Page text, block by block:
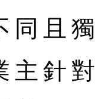
同且
主針